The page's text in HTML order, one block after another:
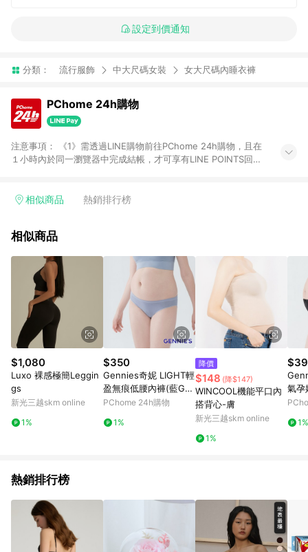
設定到價通知
分類： 流行服飾 中大尺碼女裝 女大尺碼內睡衣褲
PChome 24h購物
注意事項： 《1》需透過LINE購物前往PChome 24h購物，且在
１小時內於同一瀏覽器中完成結帳，才可享有LINE POINTS回饋
在點數回饋範圍內。 《3》如取消訂單、退貨、購物中登出
品、票券、訂閱方案、PChome儲值商品、企業專區/企業採購、
值點數、點數/禮物卡 [2025/2/16起適用] - 票券全品項
[2026/6/2起適用] 《5》回饋點數的計算將會排除【訂單活動折
扣 (含折價券折扣)】、【P幣扣抵】、【現金積點扣抵】及【訂單
運費】等金額。 《6》符合LINE POINTS回饋資格之訂單將於商
家訂單頁面標示「LINE回饋」，若無此標示則 不符合回饋LINE
POINTS點數資格亦不得使用點數紅包 。 《7》LINE購物設有
「單一商品最高回饋點數」機制 (特殊活動時開放「回饋無上
限」)，以同一訂單中同一商品不論件數計算，並依訂單成立時間
當下LINE購物所設定的回饋機制為準。 《8》LINE購物為購物資
訊整合性平台，商品資料更新會有時間差，如顯示之商品規格、
顏色、價位、贈品與PChome 24h購物銷售網頁不符，以銷售網
頁標示為準！
相似商品 熱銷排行榜
相似商品
$1,080
Luxo 裸感極簡Leggin
gs
新光三越skm online
1%
$350
Gennies奇妮 LIGHT輕
盈無痕低腰內褲(藍GB7
9)
PChome 24h購物
1%
降價
$148 (降$147)
WINCOOL機能平口內
搭背心-膚
新光三越skm online
1%
氣孕
4)
1%
熱銷排行榜